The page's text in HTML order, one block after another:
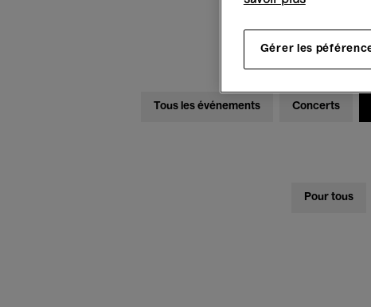
Tous les événements Concerts
Pour tous
Gérer les